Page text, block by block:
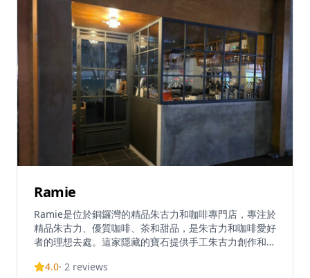
Ramie
Ramie是位於銅鑼灣的精品朱古力和咖啡專門店，專注於
精品朱古力、優質咖啡、茶和甜品，是朱古力和咖啡愛好
者的理想去處。這家隱藏的寶石提供手工朱古力創作和精
中享受片刻寧靜。無論是想要品嚐精緻的手工朱古力，還
4.0· 2 reviews